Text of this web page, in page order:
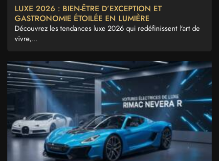
LUXE 2026 : BIEN-ÊTRE D’EXCEPTION ET
GASTRONOMIE ÉTOILÉE EN LUMIÈRE
Découvrez les tendances luxe 2026 qui redéfinissent l'art de
vivre,...